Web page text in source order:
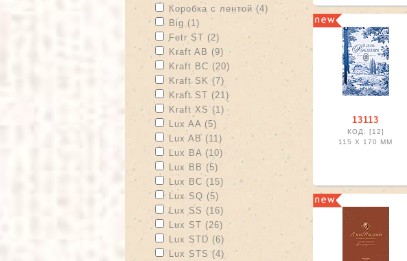
Apply Коробка с лентой filter
Коробка с лентой (4) Apply Коробка с лентой filter
Apply Big filter
Big (1)
Apply Fetr ST filter
Fetr ST (2) Apply Fetr ST filter
Apply Kraft AB filter
Kraft AB (9) Apply Kraft AB filter
Apply Kraft BC filter
Kraft BC (20) Apply Kraft BC filter
Apply Kraft SK filter
Kraft SK (7) Apply Kraft SK filter
Apply Kraft ST filter
Kraft ST (21) Apply Kraft ST filter
Apply Kraft XS filter
Kraft XS (1) Apply Kraft XS filter
Apply Lux AA filter
Lux AA (5)
Apply Lux AB filter
Lux AB (11) Apply Lux AB filter
Apply Lux BA filter
Lux BA (10) Apply Lux BA filter
Apply Lux BB filter
Lux BB (5) Apply Lux BB filter
Apply Lux BC filter
Lux BC (15) Apply Lux BC filter
Apply Lux SQ filter
Lux SQ (5)
Apply Lux SS filter
Lux SS (16) Apply Lux SS filter
Apply Lux ST filter
Lux ST (26) Apply Lux ST filter
Apply Lux STD filter
Lux STD (6) Apply Lux STD filter
Apply Lux STS filter
Lux STS (4) Apply Lux STS filter
13113
КОД: [12]
115 X 170 ММ